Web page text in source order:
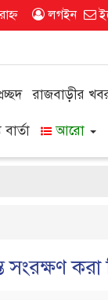
লগইন
রাজবাড়ীর
বার্তা আরো
সংরক্ষণ